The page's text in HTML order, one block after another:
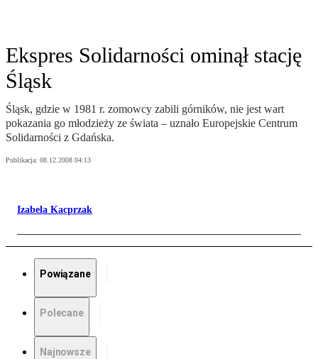
Ekspres Solidarności ominął stację
Śląsk
Śląsk, gdzie w 1981 r. zomowcy zabili górników, nie jest wart
pokazania go młodzieży ze świata – uznało Europejskie Centrum
Solidarności z Gdańska.
Publikacja: 08.12.2008 04:13
Izabela Kacprzak
Powiązane
Polecane
Najnowsze